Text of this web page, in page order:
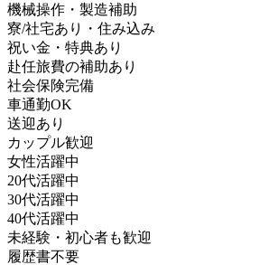
機械操作・製造補助
寮/社宅あり・住み込み
祝い金・特典あり
赴任旅費の補助あり
社会保険完備
車通勤OK
送迎あり
カップル歓迎
女性活躍中
20代活躍中
30代活躍中
40代活躍中
未経験・初心者も歓迎
履歴書不要